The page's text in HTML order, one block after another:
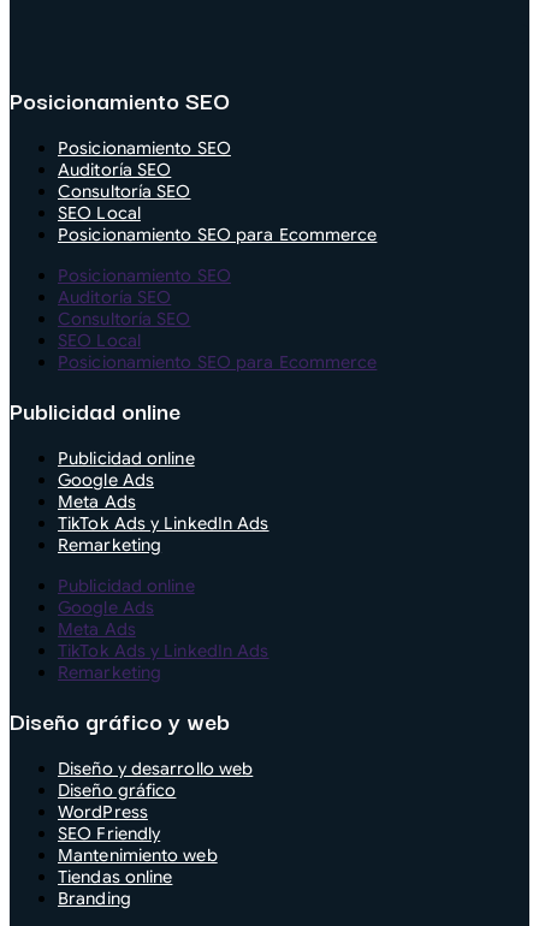
Posicionamiento SEO
Posicionamiento SEO
Auditoría SEO
Consultoría SEO
SEO Local
Posicionamiento SEO para Ecommerce
Posicionamiento SEO
Auditoría SEO
Consultoría SEO
SEO Local
Posicionamiento SEO para Ecommerce
Publicidad online
Publicidad online
Google Ads
Meta Ads
TikTok Ads y LinkedIn Ads
Remarketing
Publicidad online
Google Ads
Meta Ads
TikTok Ads y LinkedIn Ads
Remarketing
Diseño gráfico y web
Diseño y desarrollo web
Diseño gráfico
WordPress
SEO Friendly
Mantenimiento web
Tiendas online
Branding